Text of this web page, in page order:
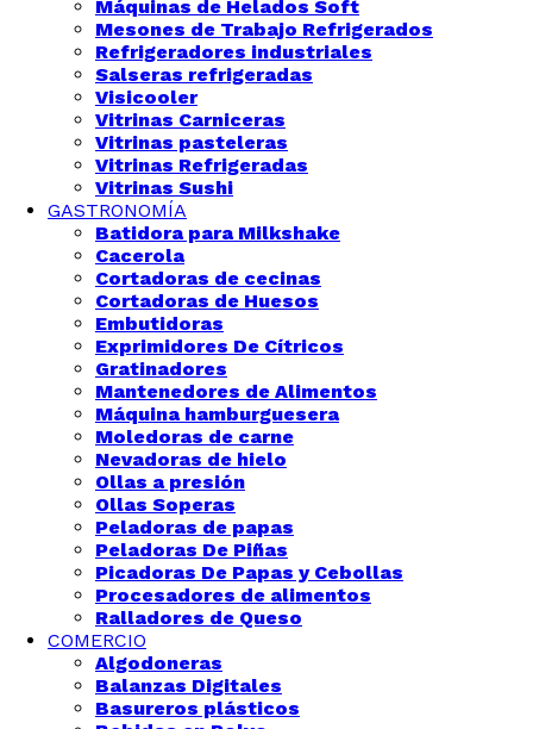
Máquinas de Helados Soft
Mesones de Trabajo Refrigerados
Refrigeradores industriales
Salseras refrigeradas
Visicooler
Vitrinas Carniceras
Vitrinas pasteleras
Vitrinas Refrigeradas
Vitrinas Sushi
GASTRONOMÍA
Batidora para Milkshake
Cacerola
Cortadoras de cecinas
Cortadoras de Huesos
Embutidoras
Exprimidores De Cítricos
Gratinadores
Mantenedores de Alimentos
Máquina hamburguesera
Moledoras de carne
Nevadoras de hielo
Ollas a presión
Ollas Soperas
Peladoras de papas
Peladoras De Piñas
Picadoras De Papas y Cebollas
Procesadores de alimentos
Ralladores de Queso
COMERCIO
Algodoneras
Balanzas Digitales
Basureros plásticos